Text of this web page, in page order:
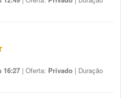
16:27 | Oferta: Privado | Duração